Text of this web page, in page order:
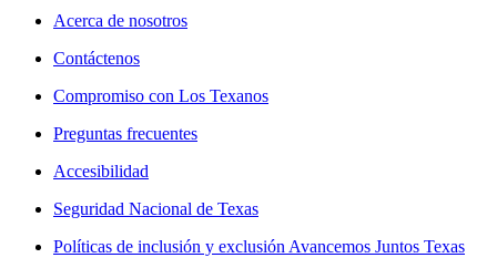
Acerca de nosotros
Contáctenos
Compromiso con Los Texanos
Preguntas frecuentes
Accesibilidad
Seguridad Nacional de Texas
Políticas de inclusión y exclusión Avancemos Juntos Texas